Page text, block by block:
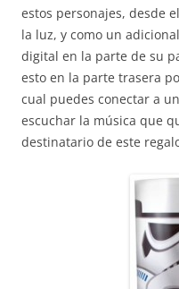
estos personajes, desde
la luz, y como un
digital en la parte de su
esto en la parte trasera
cual puedes conectar a
escuchar la música que
destinatario de este